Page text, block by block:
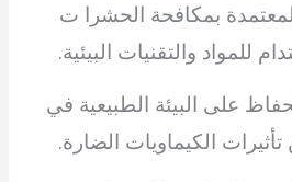
بمكافحة الحشرا ت
للمواد والتقنيات البيئية.
على البيئة الطبيعية في
الكيماويات الضارة.